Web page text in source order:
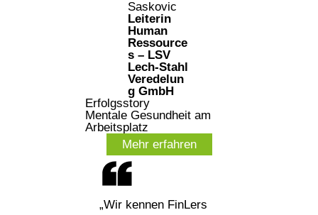
Saskovic
Leiterin
Human
Ressource
s – LSV
Lech-Stahl
Veredelun
g GmbH
Erfolgsstory
Mentale Gesundheit am
Arbeitsplatz
Mehr erfahren
„Wir kennen FinLers